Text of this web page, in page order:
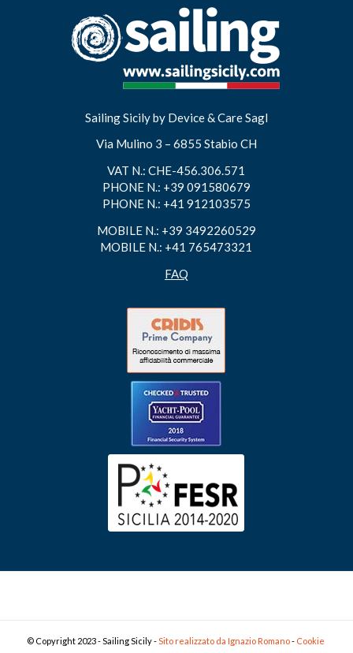
Sailing Sicilyby Device & Care Sagl
Via Mulino 3 – 6855 Stabio CH
VAT N.: CHE-456.306.571
PHONE N.: +39 091580679
PHONE N.: +41 912103575
MOBILE N.: +39 3492260529
MOBILE N.: +41 765473321
FAQ
© Copyright 2023 - Sailing Sicily -Sito realizzato da Ignazio Romano- Cookie